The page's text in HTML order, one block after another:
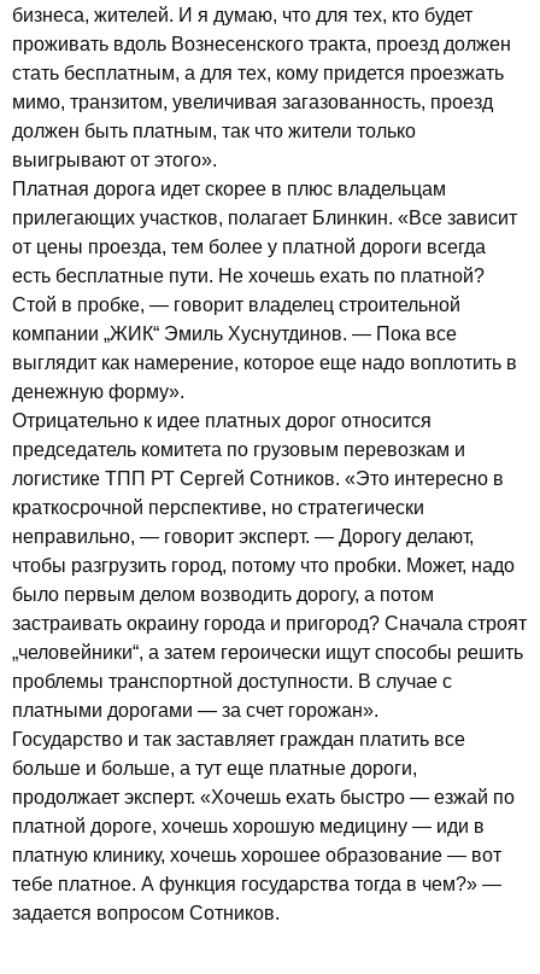
бизнеса, жителей. И я думаю, что для тех, кто будет
проживать вдоль Вознесенского тракта, проезд должен
стать бесплатным, а для тех, кому придется проезжать
мимо, транзитом, увеличивая загазованность, проезд
должен быть платным, так что жители только
выигрывают от этого».
Платная дорога идет скорее в плюс владельцам
прилегающих участков, полагает Блинкин. «Все зависит
от цены проезда, тем более у платной дороги всегда
есть бесплатные пути. Не хочешь ехать по платной?
Стой в пробке, — говорит владелец строительной
компании „ЖИК“ Эмиль Хуснутдинов. — Пока все
выглядит как намерение, которое еще надо воплотить в
денежную форму».
Отрицательно к идее платных дорог относится
председатель комитета по грузовым перевозкам и
логистике ТПП РТ Сергей Сотников. «Это интересно в
краткосрочной перспективе, но стратегически
неправильно, — говорит эксперт. — Дорогу делают,
чтобы разгрузить город, потому что пробки. Может, надо
было первым делом возводить дорогу, а потом
застраивать окраину города и пригород? Сначала строят
„человейники“, а затем героически ищут способы решить
проблемы транспортной доступности. В случае с
платными дорогами — за счет горожан».
Государство и так заставляет граждан платить все
больше и больше, а тут еще платные дороги,
продолжает эксперт. «Хочешь ехать быстро — езжай по
платной дороге, хочешь хорошую медицину — иди в
платную клинику, хочешь хорошее образование — вот
тебе платное. А функция государства тогда в чем?» —
задается вопросом Сотников.